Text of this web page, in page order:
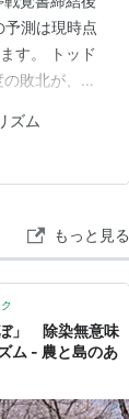
測は現時点
す。 トッド
敗北が、国
かしてい
ズム
もっと見る
ぼ」 除染無意味
ム - 農と島のあ